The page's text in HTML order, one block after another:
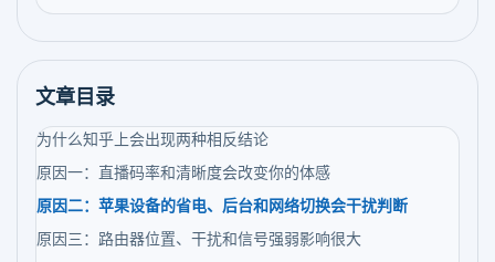
文章目录
为什么知乎上会出现两种相反结论
原因一：直播码率和清晰度会改变你的体感
原因二：苹果设备的省电、后台和网络切换会干扰判断
原因三：路由器位置、干扰和信号强弱影响很大